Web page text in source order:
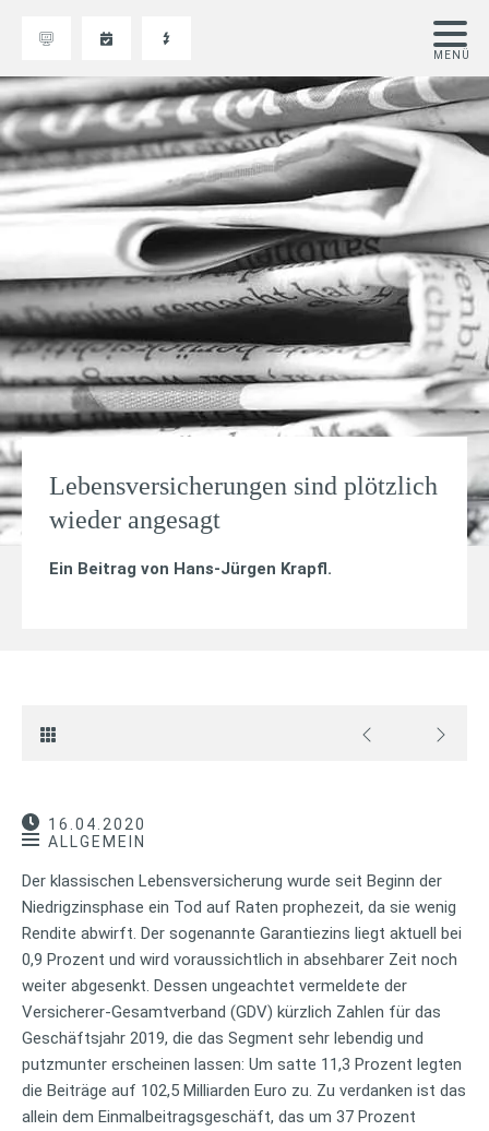
Lebensversicherungen sind plötzlich
wieder angesagt
Ein Beitrag von Hans-Jürgen Krapfl.
16.04.2020
ALLGEMEIN
Der klassischen Lebensversicherung wurde seit Beginn der
Niedrigzinsphase ein Tod auf Raten prophezeit, da sie wenig
Rendite abwirft. Der sogenannte Garantiezins liegt aktuell bei
0,9 Prozent und wird voraussichtlich in absehbarer Zeit noch
weiter abgesenkt. Dessen ungeachtet vermeldete der
Versicherer-Gesamtverband (GDV) kürzlich Zahlen für das
Geschäftsjahr 2019, die das Segment sehr lebendig und
putzmunter erscheinen lassen: Um satte 11,3 Prozent legten
die Beiträge auf 102,5 Milliarden Euro zu. Zu verdanken ist das
allein dem Einmalbeitragsgeschäft, das um 37 Prozent